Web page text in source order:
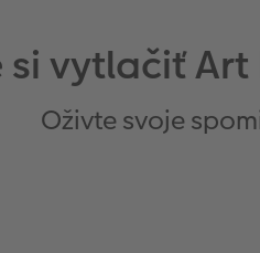
vytlačiť
Oživte svoje